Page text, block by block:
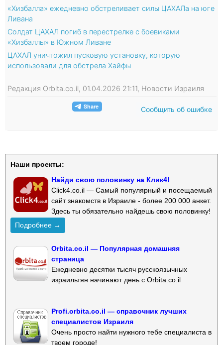
«Хизбалла» ежедневно обстреливает силы ЦАХАЛа на юге
Ливана
Солдат ЦАХАЛ погиб в перестрелке с боевиками
«Хизбаллы» в Южном Ливане
ЦАХАЛ уничтожил пусковую установку, которую
использовали для обстрела Хайфы
Редакция Orbita.co.il, 01.04.2026 21:11, Новости Израиля
Сообщить об ошибке
Наши проекты:
Найди свою половинку на Клик4!
Click4.co.il — Самый популярный и посещаемый
сайт знакомств в Израиле - более 200 000 анкет.
Здесь ты обязательно найдешь свою половинку!
Подробнее →
Orbita.co.il — Популярная домашняя
страница
Ежедневно десятки тысяч русскоязычных
израильтян начинают день с Orbita.co.il
Profi.orbita.co.il — справочник лучших
специалистов Израиля
Очень просто найти нужного тебе специалиста в
твоем городе!